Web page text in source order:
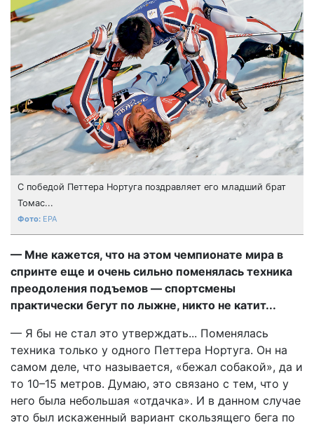
С победой Петтера Нортуга поздравляет его младший брат
Томас...
EPA
— Мне кажется, что на этом чемпионате мира в
спринте еще и очень сильно поменялась техника
преодоления подъемов — спортсмены
практически бегут по лыжне, никто не катит...
— Я бы не стал это утверждать... Поменялась
техника только у одного Петтера Нортуга. Он на
самом деле, что называется, «бежал собакой», да и
то 10–15 метров. Думаю, это связано с тем, что у
него была небольшая «отдачка». И в данном случае
это был искаженный вариант скользящего бега по